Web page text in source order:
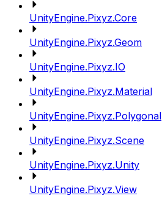
UnityEngine.Pixyz.Core
UnityEngine.Pixyz.Geom
UnityEngine.Pixyz.IO
UnityEngine.Pixyz.Material
UnityEngine.Pixyz.Polygonal
UnityEngine.Pixyz.Scene
UnityEngine.Pixyz.Unity
UnityEngine.Pixyz.View